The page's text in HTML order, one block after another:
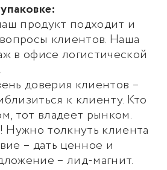
продукт подходит и
клиентов. Наша
в офисе логистической
доверия клиентов –
к клиенту. Кто
тот владеет рынком.
Нужно толкнуть клиента
– дать ценное и
– лид-магнит.